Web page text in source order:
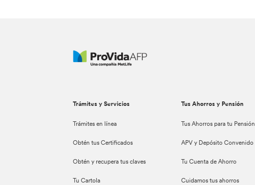
Trámites y Servicios
Trámites en línea
Obtén tus Certificados
Obtén y recupera tus claves
Tu Cartola
Tus Ahorros y Pensión
Tus Ahorros para tu Pensión
APV y Depósito Convenido
Tu Cuenta de Ahorro
Cuidamos tus ahorros